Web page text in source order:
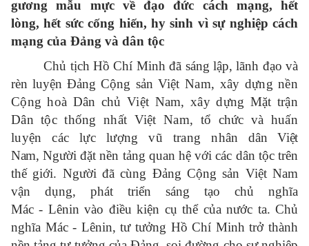
gương mẫu mực về đạo đức cách mạng, hết
lòng, hết sức cống hiến, hy sinh vì sự nghiệp cách
mạng của Đảng và dân tộc
Chủ tịch Hồ Chí Minh đã sáng lập, lãnh đạo và
rèn luyện Đảng Cộng sản Việt Nam, xây dựng nền
Cộng hoà Dân chủ Việt Nam, xây dựng Mặt trận
Dân tộc thống nhất Việt Nam, tổ chức và huấn
luyện các lực lượng vũ trang nhândân Việt
Nam, Người đặt nền tảng quan hệ với các dân tộc trên
thế giới. Người đã cùng Đảng Cộng sản Việt Nam
vận dụng, phát triển sáng tạo chủ nghĩa
Mác - Lênin vào điều kiện cụ thể của nước ta. Chủ
nghĩa Mác - Lênin, tư tưởng Hồ Chí Minh trở thành